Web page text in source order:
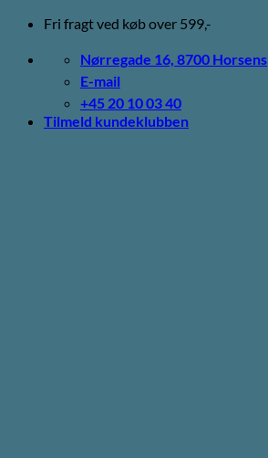
Fortsæt
indhold
Fri fragt ved køb over 599,-
Nørregade 16, 8700 Horsens
E-mail
+45 20 10 03 40
Tilmeld kundeklubben